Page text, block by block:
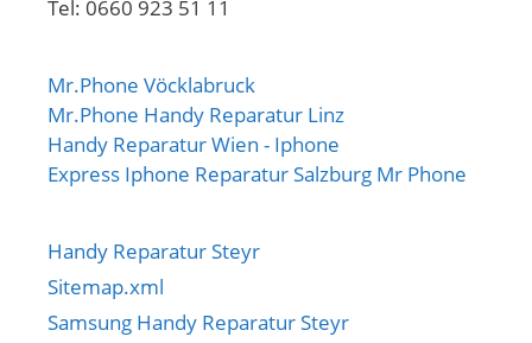
Tel: 0660 923 51 11
Mr.Phone Vöcklabruck
Mr.Phone Handy Reparatur Linz
Handy Reparatur Wien - Iphone
Express Iphone Reparatur Salzburg Mr Phone
Handy Reparatur Steyr
Sitemap.xml
Samsung Handy Reparatur Steyr